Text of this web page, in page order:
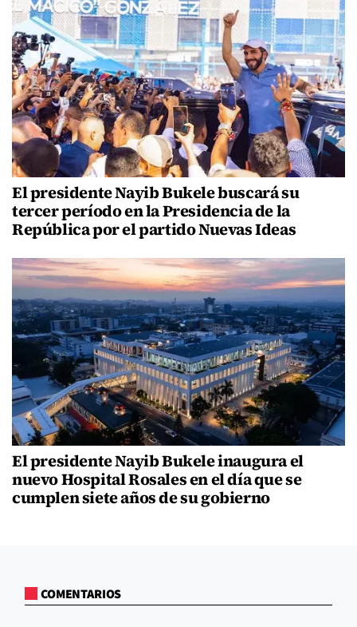
El presidente Nayib Bukele buscará su
tercer período en la Presidencia de la
República por el partido Nuevas Ideas
El presidente Nayib Bukele inaugura el
nuevo Hospital Rosales en el día que se
cumplen siete años de su gobierno
COMENTARIOS